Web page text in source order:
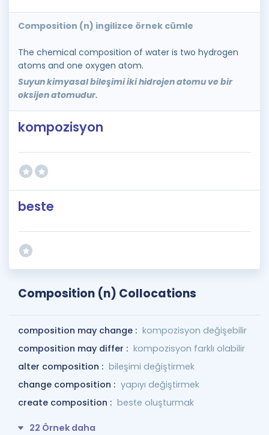
Composition (n) ingilizce örnek cümle
The chemical composition of water is two hydrogen
atoms and one oxygen atom.
Suyun kimyasal bileşimi iki hidrojen atomu ve bir
oksijen atomudur.
kompozisyon
beste
Composition (n) Collocations
composition may change : kompozisyon değişebilir
composition may differ : kompozisyon farklı olabilir
alter composition : bileşimi değiştirmek
change composition : yapıyı değiştirmek
create composition : beste oluşturmak
22 Örnek daha